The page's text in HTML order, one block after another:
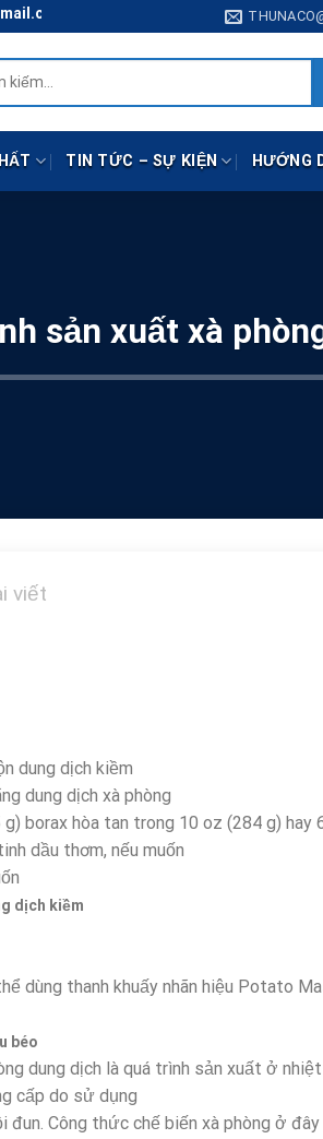
TIN TỨC – SỰ KIỆN HƯỚNG
sản xuất xà
viết
dung dịch kiềm
dung dịch xà phòng
borax hòa tan trong 10 oz (284 g) hay
dầu thơm, nếu muốn
dịch kiềm
dùng thanh khuấy nhãn hiệu Potato
béo
dung dịch là quá trình sản xuất ở
cấp do sử dụng
đun. Công thức chế biến xà phòng ở